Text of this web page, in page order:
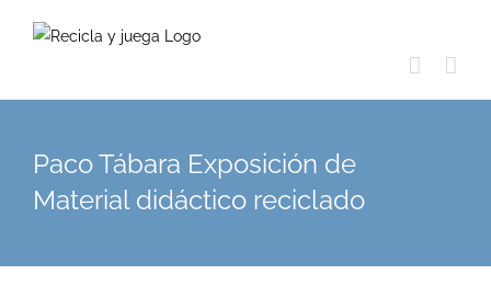
Paco Tábara Exposición de
Material didáctico reciclado